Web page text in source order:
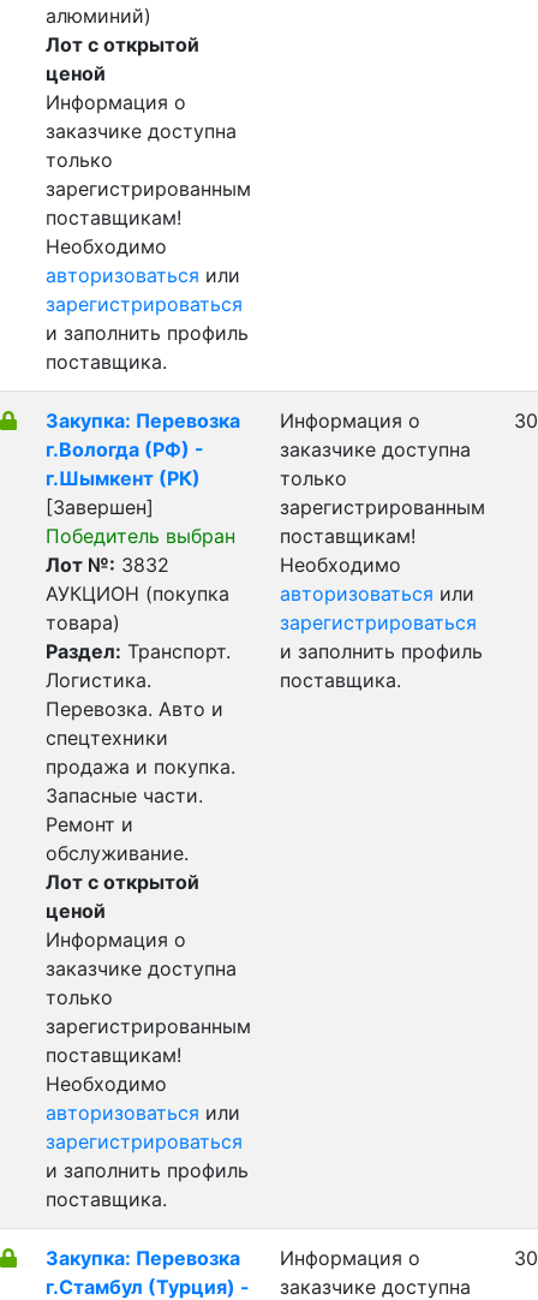
алюминий)
Лот с открытой
ценой
Информация о
заказчике доступна
только
зарегистрированным
поставщикам!
Необходимо
авторизоваться или
зарегистрироваться
и заполнить профиль
поставщика.
Закупка: Перевозка
г.Вологда (РФ) -
г.Шымкент (РК)
[Завершен]
Победитель выбран
Лот №: 3832
АУКЦИОН (покупка
товара)
Раздел: Транспорт.
Логистика.
Перевозка. Авто и
спецтехники
продажа и покупка.
Запасные части.
Ремонт и
обслуживание.
Лот с открытой
ценой
Информация о
заказчике доступна
только
зарегистрированным
поставщикам!
Необходимо
авторизоваться или
зарегистрироваться
и заполнить профиль
поставщика.
Информация о
заказчике доступна
только
зарегистрированным
поставщикам!
Необходимо
авторизоваться или
зарегистрироваться
и заполнить профиль
поставщика.
Закупка: Перевозка
г.Стамбул (Турция) -
Информация о
заказчике доступна